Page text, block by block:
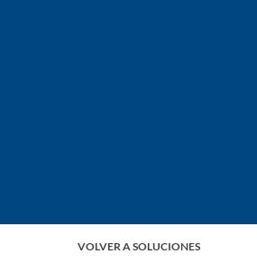
VOLVER A SOLUCIONES